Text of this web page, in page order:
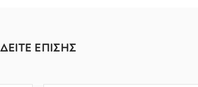
ΔΕΙΤΕ ΕΠΙΣΗΣ